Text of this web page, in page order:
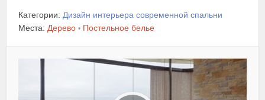
Категории: Дизайн интерьера современной спальни
Места: Дерево • Постельное белье